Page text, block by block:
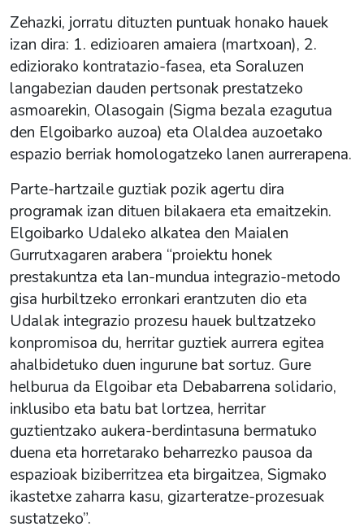
Zehazki, jorratu dituzten puntuak honako hauek
izan dira: 1. edizioaren amaiera (martxoan), 2.
ediziorako kontratazio-fasea, eta Soraluzen
langabezian dauden pertsonak prestatzeko
asmoarekin, Olasogain (Sigma bezala ezagutua
den Elgoibarko auzoa) eta Olaldea auzoetako
espazio berriak homologatzeko lanen aurrerapena.
Parte-hartzaile guztiak pozik agertu dira
programak izan dituen bilakaera eta emaitzekin.
Elgoibarko Udaleko alkatea den Maialen
Gurrutxagaren arabera “proiektu honek
prestakuntza eta lan-mundua integrazio-metodo
gisa hurbiltzeko erronkari erantzuten dio eta
Udalak integrazio prozesu hauek bultzatzeko
konpromisoa du, herritar guztiek aurrera egitea
ahalbidetuko duen ingurune bat sortuz. Gure
helburua da Elgoibar eta Debabarrena solidario,
inklusibo eta batu bat lortzea, herritar
guztientzako aukera-berdintasuna bermatuko
duena eta horretarako beharrezko pausoa da
espazioak biziberritzea eta birgaitzea, Sigmako
ikastetxe zaharra kasu, gizarteratze-prozesuak
sustatzeko”.